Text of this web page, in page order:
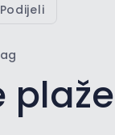
Podijeli